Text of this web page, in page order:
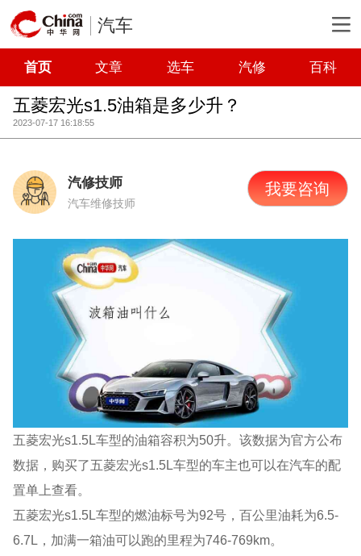
汽车
首页 文章 选车 汽修 百科
五菱宏光s1.5油箱是多少升？
2023-07-17 16:18:55
汽修技师
汽车维修技师
我要咨询
五菱宏光s1.5L车型的油箱容积为50升。该数据为官方公布
数据，购买了五菱宏光s1.5L车型的车主也可以在汽车的配
置单上查看。
五菱宏光s1.5L车型的燃油标号为92号，百公里油耗为6.5-
6.7L，加满一箱油可以跑的里程为746-769km。